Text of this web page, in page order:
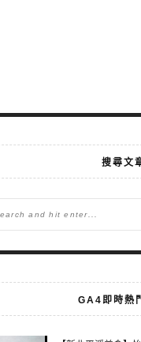
搜尋文
GA4即時熱